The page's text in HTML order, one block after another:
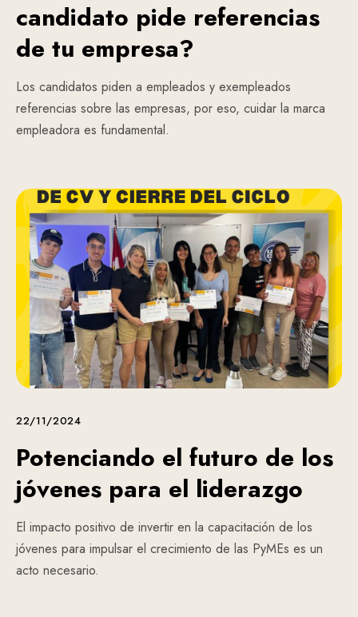
candidato pide referencias
de tu empresa?
Los candidatos piden a empleados y exempleados
referencias sobre las empresas, por eso, cuidar la marca
empleadora es fundamental.
22/11/2024
Potenciando el futuro de los
jóvenes para el liderazgo
El impacto positivo de invertir en la capacitación de los
jóvenes para impulsar el crecimiento de las PyMEs es un
acto necesario.